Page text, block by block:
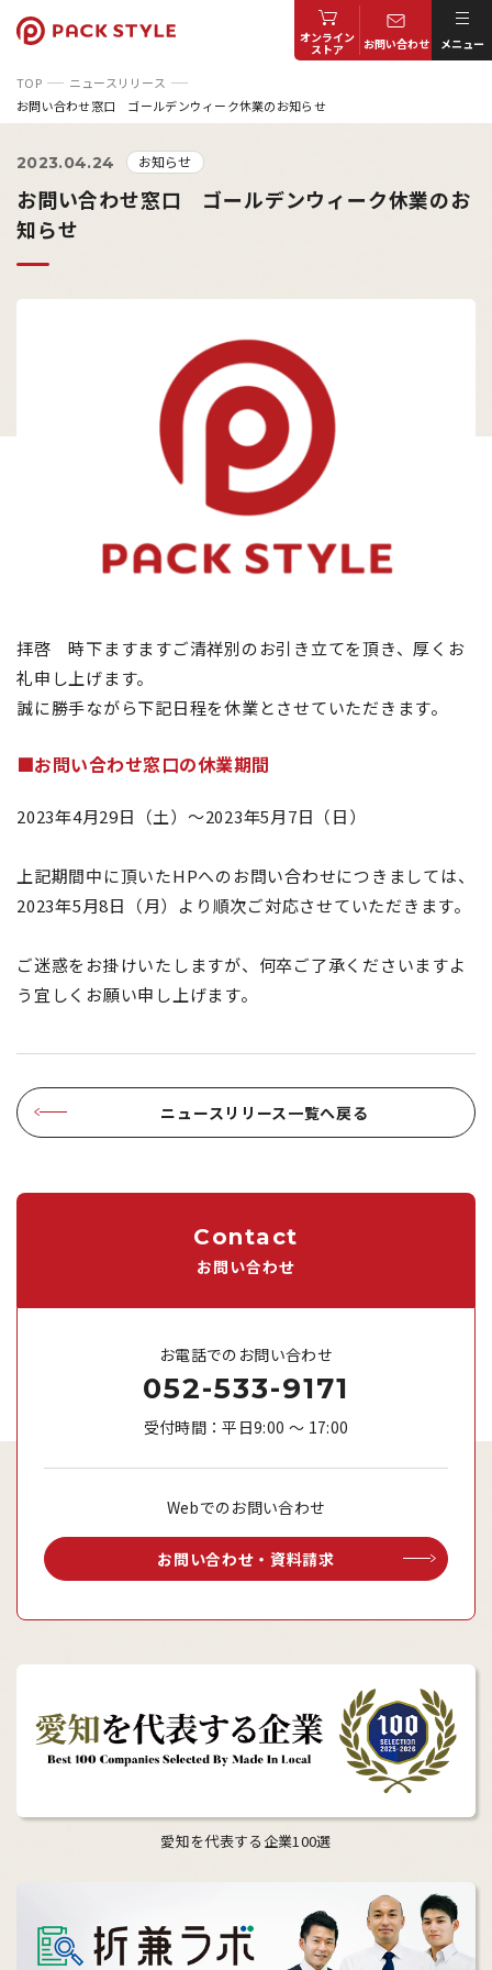
オンライン
ストア お問い合わせ メニュー
TOP
ニュースリリース
お問い合わせ窓口 ゴールデンウィーク休業のお知らせ
2023.04.24 お知らせ
お問い合わせ窓口 ゴールデンウィーク休業のお
知らせ
拝啓 時下ますますご清祥別のお引き立てを頂き、厚くお
礼申し上げます。
誠に勝手ながら下記日程を休業とさせていただきます。
■お問い合わせ窓口の休業期間
2023年4月29日（土）～2023年5月7日（日）
上記期間中に頂いたHPへのお問い合わせにつきましては、
2023年5月8日（月）より順次ご対応させていただきます。
ご迷惑をお掛けいたしますが、何卒ご了承くださいますよ
う宜しくお願い申し上げます。
ニュースリリース一覧へ戻る
Contact
お問い合わせ
お電話でのお問い合わせ
052-533-9171
受付時間：平日9:00 ～ 17:00
Webでのお問い合わせ
お問い合わせ・資料請求
愛知を代表する企業100選